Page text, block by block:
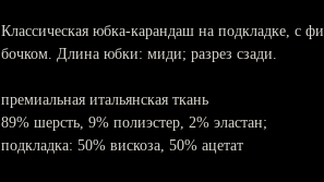
Классическая юбка-карандаш на подкладке, с
бочком. Длина юбки: миди; разрез сзади.
премиальная итальянская ткань
89% шерсть, 9% полиэстер, 2% эластан;
подкладка: 50% вискоза, 50% ацетат